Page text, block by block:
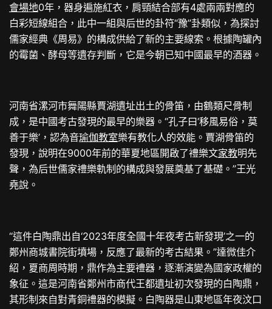
會場地0年，器身遍施紅衣，肩頸結合部有4處兩兩對應的
白彩短線組合，此中一組與后世的卦符“豫”卦類似，為探討
儒家經典《周易》的構成供給了新的主要線索。根據陶罐內
的霉菌、酵母等遺存判斷，它是今朝已知中國最早的酒器。
河南省漯河市舞陽縣賈湖遺址出土的骨笛，由鶴類尺骨制
成，是中國考古發現的最早的樂器。“孔子曰‘移風易俗，莫
善于樂’，認為音瑜伽教室樂有教化人的效能。賈湖骨笛的
發現，說明在9000年前的華夏地區開啟了禮樂文家教明先
聲，為后世儒家禮樂軌制的構成與發展奠基了基礎。”王光
堯說。
“這件白陶鼎出自‘2023年度全國十年夜考古新發現’之一的
鄭州商城書院街墳場，反應了最新的考古結果。”達微佳介
紹，夏商周時期，鼎作為主要禮器，逐漸演變為國家政權的
象征。這是河南省鄭州市商代王都遺址初次發現的白陶鼎，
其形制來自對青銅禮器的模擬。白陶器是山東地區年夜汶口